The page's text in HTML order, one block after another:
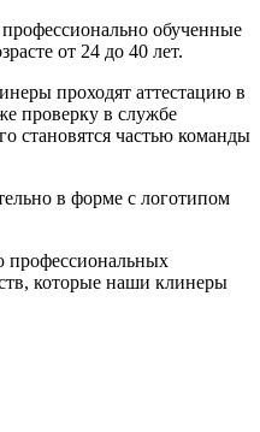
обученные
от 24 до 40 лет.
проходят аттестацию в
проверку в службе
становятся частью команды
в форме с логотипом
профессиональных
которые наши клинеры